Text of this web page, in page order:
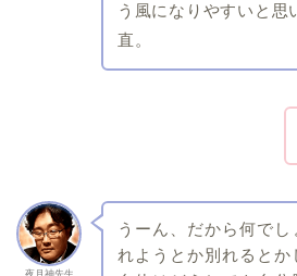
う風になりやすいと思
直。
夜月神先生
うーん、だから何でし
れようとか別れるとか